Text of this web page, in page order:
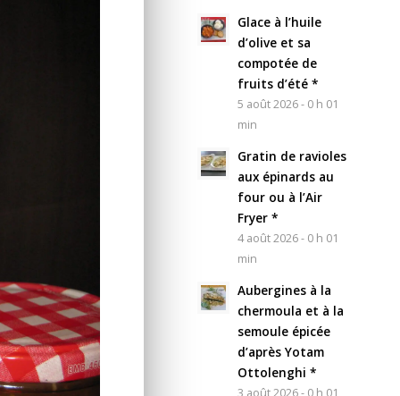
Glace à l’huile
d’olive et sa
compotée de
fruits d’été *
5 août 2026 - 0 h 01
min
Gratin de ravioles
aux épinards au
four ou à l’Air
Fryer *
4 août 2026 - 0 h 01
min
Aubergines à la
chermoula et à la
semoule épicée
d’après Yotam
Ottolenghi *
3 août 2026 - 0 h 01